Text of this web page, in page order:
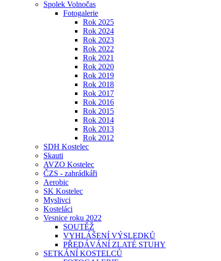
Spolek Volnočas
Fotogalerie
Rok 2025
Rok 2024
Rok 2023
Rok 2022
Rok 2021
Rok 2020
Rok 2019
Rok 2018
Rok 2017
Rok 2016
Rok 2015
Rok 2014
Rok 2013
Rok 2012
SDH Kostelec
Skauti
AVZO Kostelec
ČZS - zahrádkáři
Aerobic
SK Kostelec
Myslivci
Kosteláci
Vesnice roku 2022
SOUTĚŽ
VYHLÁŠENÍ VÝSLEDKŮ
PŘEDÁVÁNÍ ZLATÉ STUHY
SETKÁNÍ KOSTELCŮ